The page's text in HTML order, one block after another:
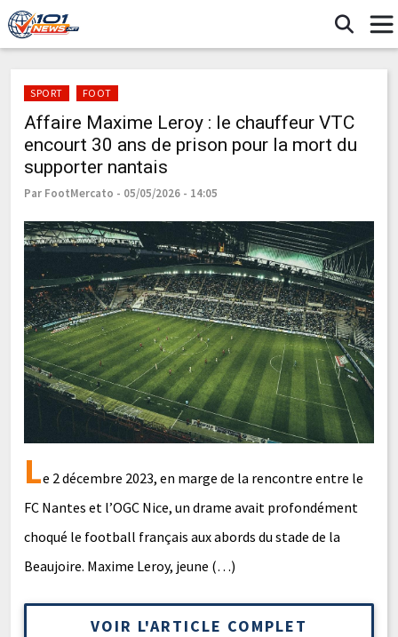
SPORT FOOT
Affaire Maxime Leroy : le chauffeur VTC
encourt 30 ans de prison pour la mort du
supporter nantais
Par FootMercato - 05/05/2026 - 14:05
Le 2 décembre 2023, en marge de la rencontre entre le
FC Nantes et l’OGC Nice, un drame avait profondément
choqué le football français aux abords du stade de la
Beaujoire. Maxime Leroy, jeune (…)
VOIR L'ARTICLE COMPLET